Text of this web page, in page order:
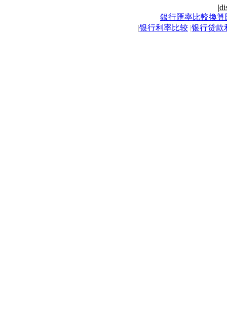
|
銀行匯率比較換算
|银行利率比较 |银行贷款